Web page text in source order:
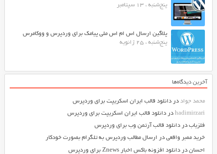
پنج‌شنبه ، 13 سپتامبر
پلاگین ارسال اس ام اس ملی پیامک برای وردپرس و ووکامرس
پنج‌شنبه ، 25 ژانویه
آخرین دیدگاه‌ها
محمد جواددر دانلود قالب ایران اسکریپت برای وردپرس
hadimirzariدر دانلود قالب ایران اسکریپت برای وردپرس
فلزیابدر دانلود قالب آرتمن وب برای وردپرس
خرید ممبر واقعیدر ارسال مطالب وردپرس به تلگرام بصورت خودکار
احساندر دانلود افزونه باکس اخبار Znews برای وردپرس